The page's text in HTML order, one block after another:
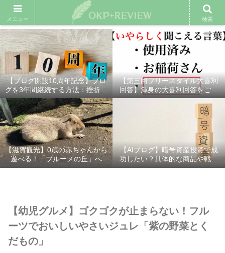
雑記ブログ プロフィール 余興動画 ベスト大喜利 スポ
【ブログ開設10周年記念】ブロ
グを3年間継続する方法：挫折し
ないための7つの秘訣
【第三回フリースタイル大喜利
回答】渾身の大喜利回答をご紹
介！
【滋賀観光】0歳の赤ちゃんから
遊べる！「ブルーメの丘」へ
【AIブログ】暗号資産投資で成
功したい？具体的な商品や戦略
を分かりやすく解説！
【幼児グルメ】ゴクゴクが止まらない！フル
ーツでおいしいやさいジュレ「紫の野菜とく
だもの」
メニュー 検索